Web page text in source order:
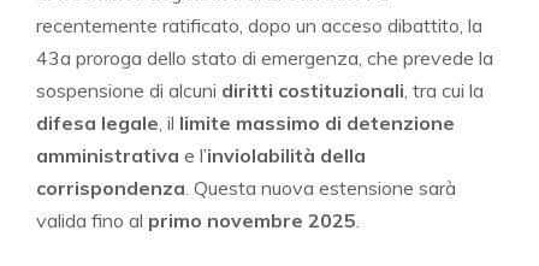
recentemente ratificato, dopo un acceso dibattito, la
43a proroga dello stato di emergenza, che prevede la
sospensione di alcuni diritti costituzionali, tra cui la
difesa legale, il limite massimo di detenzione
amministrativa e l’inviolabilità della
corrispondenza. Questa nuova estensione sarà
valida fino al primo novembre 2025.